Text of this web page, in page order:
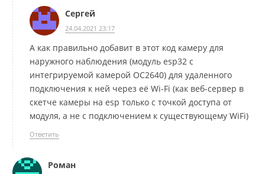
Сергей
24.04.2021 23:17
А как правильно добавит в этот код камеру для
наружного наблюдения (модуль esp32 с
интегрируемой камерой OC2640) для удаленного
подключения к ней через её Wi-Fi (как веб-сервер в
скетче камеры на esp только с точкой доступа от
модуля, а не с подключением к существующему WiFi)
Ответить
Роман